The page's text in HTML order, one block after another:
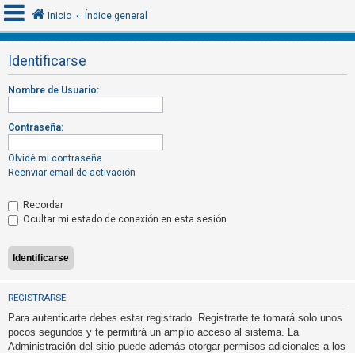
I
d
e
n
t
i
f
i
a
r
s
e
Inicio Índice general
Identificarse
Nombre de Usuario:
Contraseña:
Olvidé mi contraseña
Reenviar email de activación
Recordar
Ocultar mi estado de conexión en esta sesión
REGISTRARSE
Para autenticarte debes estar registrado. Registrarte te tomará solo unos
pocos segundos y te permitirá un amplio acceso al sistema. La
Administración del sitio puede además otorgar permisos adicionales a los